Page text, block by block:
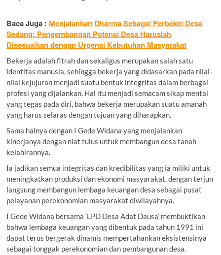
Baca Juga : Menjalankan Dharma Sebagai Perbekel Desa
Sedang: Pengembangan Potensi Desa Haruslah
Disesuaikan dengan Urgensi Kebutuhan Masyarakat
Bekerja adalah fitrah dan sekaligus merupakan salah satu
identitas manusia, sehingga bekerja yang didasarkan pada nilai-
nilai kejujuran menjadi suatu bentuk integritas dalam berbagai
profesi yang dijalankan. Hal itu menjadi semacam sikap mental
yang tegas pada diri, bahwa bekerja merupakan suatu amanah
yang harus selaras dengan tujuan yang diharapkan.
Sama halnya dengan I Gede Widana yang menjalankan
kinerjanya dengan niat tulus untuk membangun desa tanah
kelahirannya.
Ia jadikan semua integritas dan kredibilitas yang ia miliki untuk
meningkatkan produksi dan ekonomi masyarakat, dengan terjun
langsung membangun lembaga keuangan desa sebagai pusat
pelayanan perekonomian masyarakat diwilayahnya.
I Gede Widana bersama ‘LPD Desa Adat Dausa’ membuktikan
bahwa lembaga keuangan yang dibentuk pada tahun 1991 ini
dapat terus bergerak dinamis mempertahankan eksistensinya
sebagai tonggak perekonomian dan pembangunan desa.